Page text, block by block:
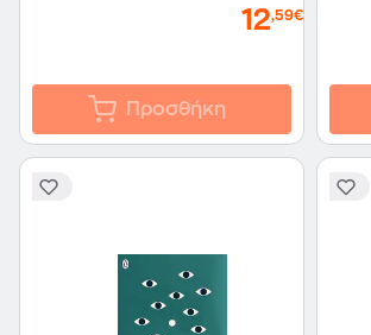
12,59€
Προσθήκη